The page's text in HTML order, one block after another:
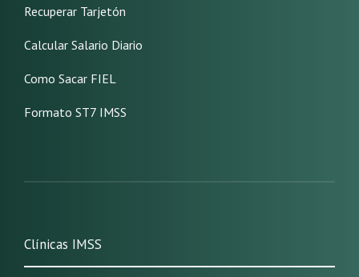
Recuperar Tarjetón
Calcular Salario Diario
Como Sacar FIEL
Formato ST7 IMSS
Clínicas IMSS